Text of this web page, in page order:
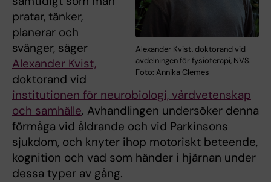
Alexander Kvist, doktorand vid
avdelningen för fysioterapi, NVS.
Foto: Annika Clemes
pratar, tänker,
planerar och
svänger, säger
Alexander Kvist,
doktorand vid
institutionen för neurobiologi, vårdvetenskap
och samhälle. Avhandlingen undersöker denna
förmåga vid åldrande och vid Parkinsons
sjukdom, och knyter ihop motoriskt beteende,
kognition och vad som händer i hjärnan under
dessa typer av gång.